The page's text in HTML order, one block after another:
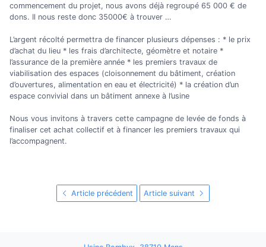
commencement du projet, nous avons déjà regroupé 65 000 € de
dons. Il nous reste donc 35000€ à trouver …
L’argent récolté permettra de financer plusieurs dépenses : * le prix
d’achat du lieu * les frais d’architecte, géomètre et notaire *
l’assurance de la première année * les premiers travaux de
viabilisation des espaces (cloisonnement du bâtiment, création
d’ouvertures, alimentation en eau et électricité) * la création d’un
espace convivial dans un bâtiment annexe à l’usine
Nous vous invitons à travers cette campagne de levée de fonds à
finaliser cet achat collectif et à financer les premiers travaux qui
l’accompagnent.
Article précédent Article suivant